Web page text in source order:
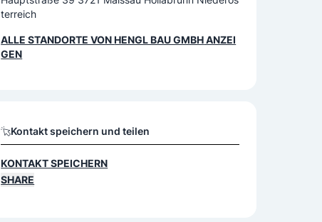
terreich
ALLE STANDORTE VONHENGL BAU GMBHANZEI
GEN
Kontakt speichern und teilen
KONTAKT SPEICHERN
SHARE